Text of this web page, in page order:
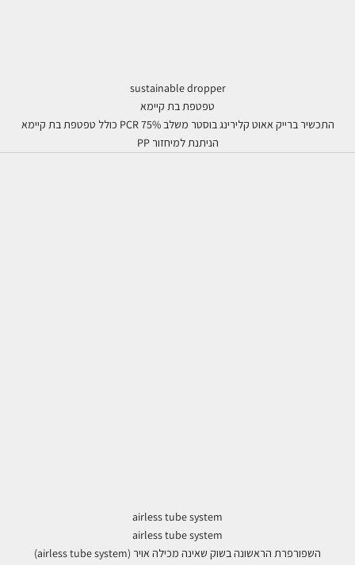
sustainable dropper
טפטפת בת קיימא
התכשיר ברייק אאוט קלירינג בוסטר משלב 75% PCR כולל טפטפת בת קיימא
הניתנת למיחזור PP
airless tube system
airless tube system
השפורפרת הראשונה בשוק שאינה מכילה אויר (airless tube system)